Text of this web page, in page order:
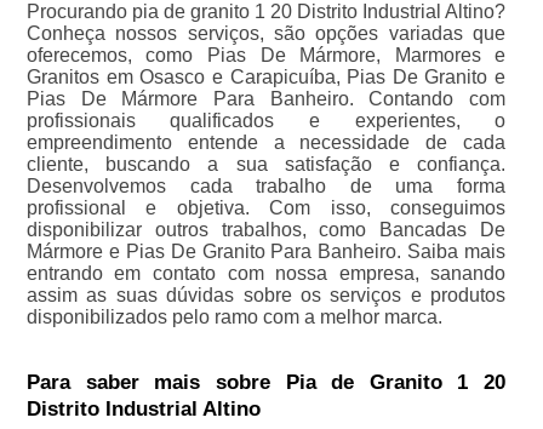
Procurando pia de granito 1 20 Distrito Industrial Altino?
Conheça nossos serviços, são opções variadas que
oferecemos, como Pias De Mármore, Marmores e
Granitos em Osasco e Carapicuíba, Pias De Granito e
Pias De Mármore Para Banheiro. Contando com
profissionais qualificados e experientes, o
empreendimento entende a necessidade de cada
cliente, buscando a sua satisfação e confiança.
Desenvolvemos cada trabalho de uma forma
profissional e objetiva. Com isso, conseguimos
disponibilizar outros trabalhos, como Bancadas De
Mármore e Pias De Granito Para Banheiro. Saiba mais
entrando em contato com nossa empresa, sanando
assim as suas dúvidas sobre os serviços e produtos
disponibilizados pelo ramo com a melhor marca.
Para saber mais sobre Pia de Granito 1 20
Distrito Industrial Altino